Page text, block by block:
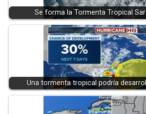
Se forma la Tormenta Tropical
Una tormenta tropical podría